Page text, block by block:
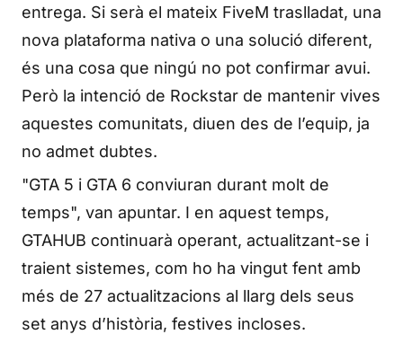
entrega. Si serà el mateix FiveM traslladat, una
nova plataforma nativa o una solució diferent,
és una cosa que ningú no pot confirmar avui.
Però la intenció de Rockstar de mantenir vives
aquestes comunitats, diuen des de l’equip, ja
no admet dubtes.
"GTA 5 i GTA 6 conviuran durant molt de
temps", van apuntar. I en aquest temps,
GTAHUB continuarà operant, actualitzant-se i
traient sistemes, com ho ha vingut fent amb
més de 27 actualitzacions al llarg dels seus
set anys d’història, festives incloses.